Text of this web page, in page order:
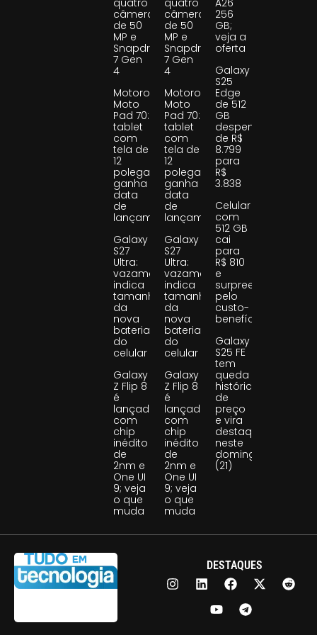
câmeras
de 50
MP e
Snapdragon
7 Gen
4
Motorola
Moto
Pad 70:
tablet
com
tela de
12
polegadas
ganha
data
de
lançamento
Galaxy
S27
Ultra:
vazamento
indica
tamanho
da
nova
bateria
do
celular
Galaxy
Z Flip 8
é
lançado
com
chip
inédito
de
2nm e
One UI
9; veja
o que
muda
câmeras
de 50
MP e
Snapdragon
7 Gen
4
Motorola
Moto
Pad 70:
tablet
com
tela de
12
polegadas
ganha
data
de
lançamento
Galaxy
S27
Ultra:
vazamento
indica
tamanho
da
nova
bateria
do
celular
Galaxy
Z Flip 8
é
lançado
com
chip
inédito
de
2nm e
One UI
9; veja
o que
muda
256
GB;
veja a
oferta
Galaxy
S25
Edge
de 512
GB
despenca
de R$
8.799
para
R$
3.838
Celular
com
512 GB
cai
para
R$ 810
e
surpreende
pelo
custo-
benefício
Galaxy
S25 FE
tem
queda
histórica
de
preço
e vira
destaque
neste
domingo
(21)
DESTAQUES